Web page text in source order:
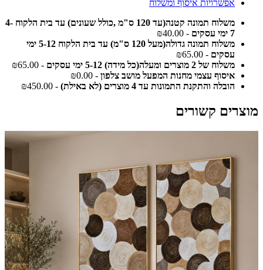
אפשרויות איסוף ומשלוח
משלוח תמונה קטנה(עד 120 ס"מ ,כולל שעונים) עד בית הלקוח 4-
7 ימי עסקים
- ₪40.00
משלוח תמונה גדולה(מעל 120 ס"מ) עד בית הלקוח 5-12 ימי
עסקים - ₪65.00
משלוח של 2 מוצרים ומעלה(כל מידה) 5-12 ימי עסקים
- ₪65.00
איסוף עצמי מחנות המפעל מושב צלפון - ₪0.00
הובלה והתקנת התמונות עד 4 מוצרים (לא באילת)
- ₪450.00
מוצרים קשורים